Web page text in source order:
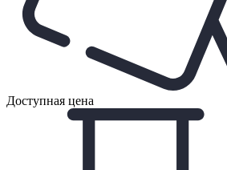
Доступная цена